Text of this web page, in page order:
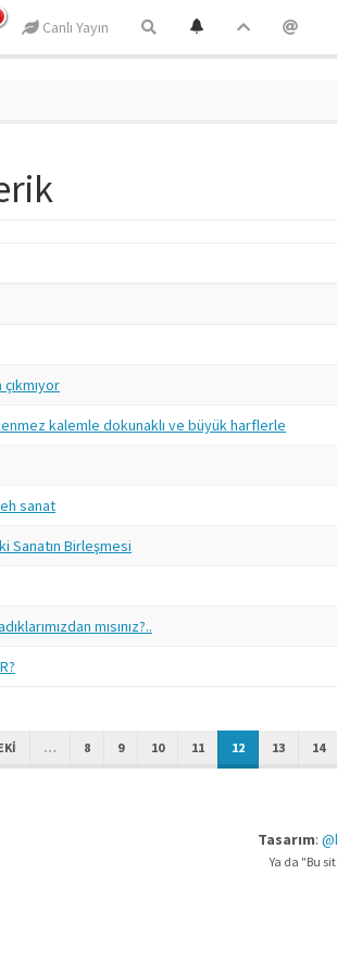
Canlı Yayın
kalemle dokunaklı ve büyük harflerle
sanat
Sanatın Birleşmesi
mısınız?..
… 8 9 10 11 12 13 14
Tasarım:
Ya da "Bu